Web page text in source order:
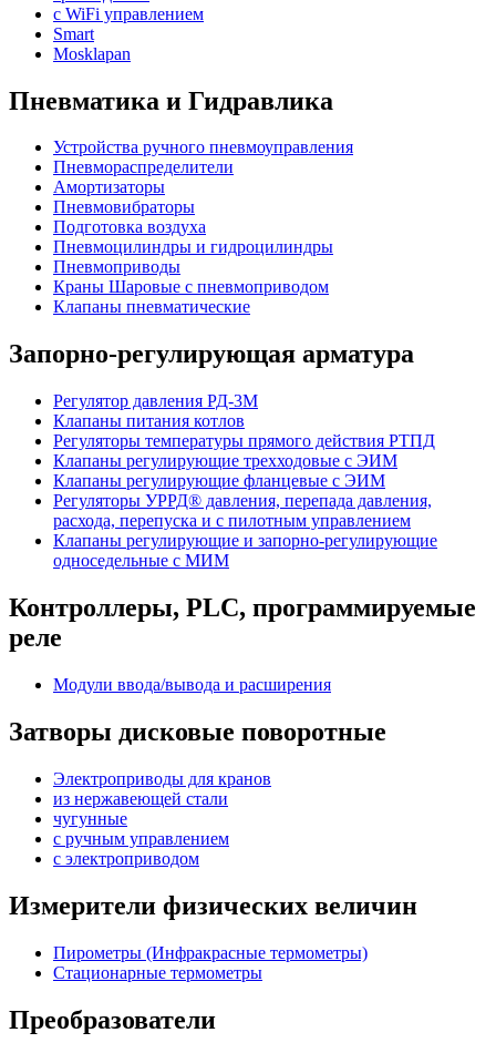
с WiFi управлением
Smart
Mosklapan
Пневматика и Гидравлика
Устройства ручного пневмоуправления
Пневмораспределители
Амортизаторы
Пневмовибраторы
Подготовка воздуха
Пневмоцилиндры и гидроцилиндры
Пневмоприводы
Краны Шаровые с пневмоприводом
Клапаны пневматические
Запорно-регулирующая арматура
Регулятор давления РД-3М
Клапаны питания котлов
Регуляторы температуры прямого действия РТПД
Клапаны регулирующие трехходовые с ЭИМ
Клапаны регулирующие фланцевые с ЭИМ
Регуляторы УРРД® давления, перепада давления,
расхода, перепуска и с пилотным управлением
Клапаны регулирующие и запорно-регулирующие
односедельные с МИМ
Контроллеры, PLС, программируемые
реле
Модули ввода/вывода и расширения
Затворы дисковые поворотные
Электроприводы для кранов
из нержавеющей стали
чугунные
с ручным управлением
c электроприводом
Измерители физических величин
Пирометры (Инфракрасные термометры)
Стационарные термометры
Преобразователи